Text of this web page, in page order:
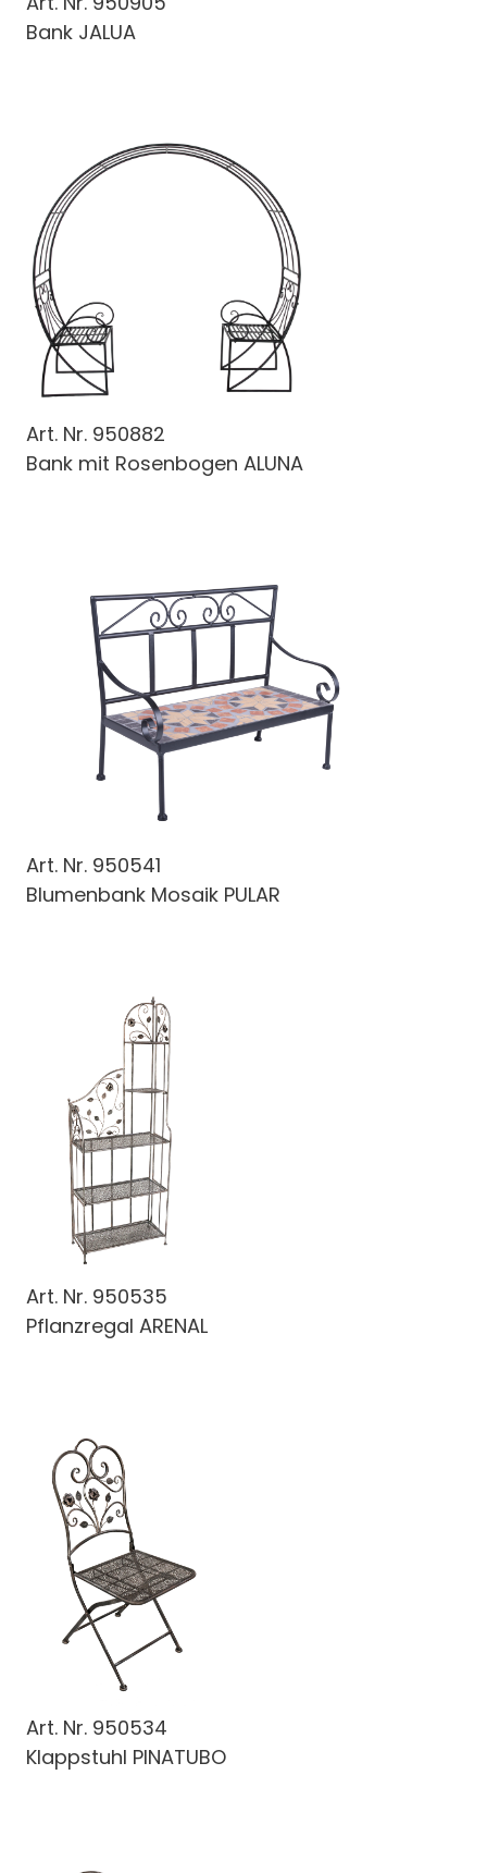
Bank JALUA
Art. Nr. 950882
Bank mit Rosenbogen ALUNA
Art. Nr. 950541
Blumenbank Mosaik PULAR
Art. Nr. 950535
Pflanzregal ARENAL
Art. Nr. 950534
Klappstuhl PINATUBO